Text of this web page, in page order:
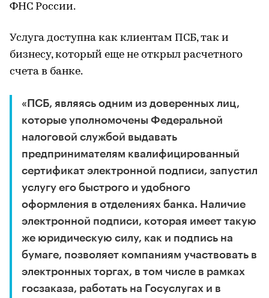
ФНС России.
Услуга доступна как клиентам ПСБ, так и
бизнесу, который еще не открыл расчетного
счета в банке.
«ПСБ, являясь одним из доверенных лиц,
которые уполномочены Федеральной
налоговой службой выдавать
предпринимателям квалифицированный
сертификат электронной подписи, запустил
услугу его быстрого и удобного
оформления в отделениях банка. Наличие
электронной подписи, которая имеет такую
же юридическую силу, как и подпись на
бумаге, позволяет компаниям участвовать в
электронных торгах, в том числе в рамках
госзаказа, работать на Госуслугах и в